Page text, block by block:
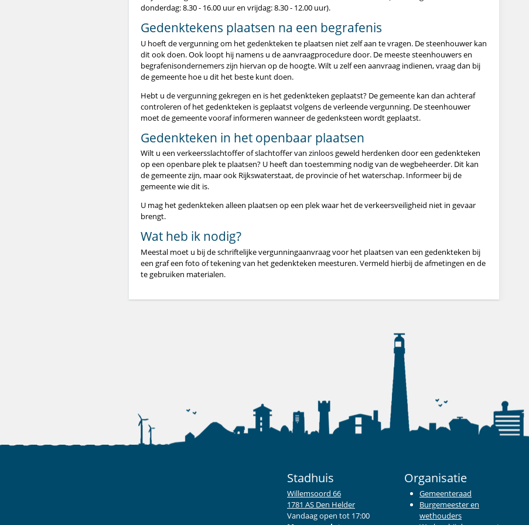
donderdag: 8.30 - 16.00 uur en vrijdag: 8.30 - 12.00 uur).
Gedenktekens plaatsen na een begrafenis
U hoeft de vergunning om het gedenkteken te plaatsen niet zelf aan te vragen. De steenhouwer kan
dit ook doen. Ook loopt hij namens u de aanvraagprocedure door. De meeste steenhouwers en
begrafenisondernemers zijn hiervan op de hoogte. Wilt u zelf een aanvraag indienen, vraag dan bij
de gemeente hoe u dit het beste kunt doen.
Hebt u de vergunning gekregen en is het gedenkteken geplaatst? De gemeente kan dan achteraf
controleren of het gedenkteken is geplaatst volgens de verleende vergunning. De steenhouwer
moet de gemeente vooraf informeren wanneer de gedenksteen wordt geplaatst.
Gedenkteken in het openbaar plaatsen
Wilt u een verkeersslachtoffer of slachtoffer van zinloos geweld herdenken door een gedenkteken
op een openbare plek te plaatsen? U heeft dan toestemming nodig van de wegbeheerder. Dit kan
de gemeente zijn, maar ook Rijkswaterstaat, de provincie of het waterschap. Informeer bij de
gemeente wie dit is.
U mag het gedenkteken alleen plaatsen op een plek waar het de verkeersveiligheid niet in gevaar
brengt.
Wat heb ik nodig?
Meestal moet u bij de schriftelijke vergunningaanvraag voor het plaatsen van een gedenkteken bij
een graf een foto of tekening van het gedenkteken meesturen. Vermeld hierbij de afmetingen en de
te gebruiken materialen.
Stadhuis
Willemsoord 66
1781 AS Den Helder
Vandaag open tot 17:00
Organisatie
Gemeenteraad
Burgemeester en
wethouders